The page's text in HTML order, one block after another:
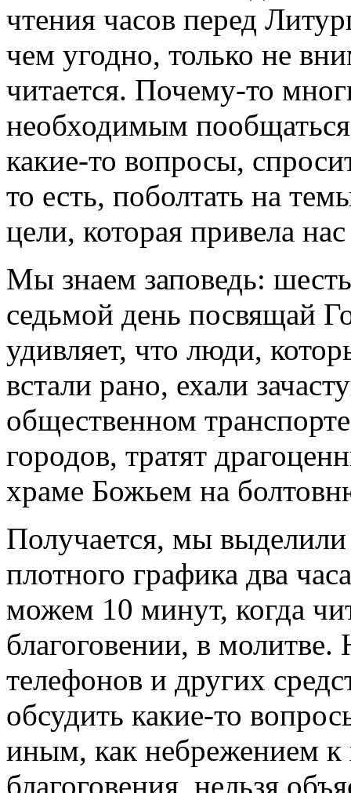
чтения часов перед
чем угодно, только не
читается. Почему-то
необходимым
какие-то вопросы,
то есть, поболтать на
цели, которая привела
Мы знаем заповедь:
седьмой день посвящай
удивляет, что люди,
встали рано, ехали
общественном
городов, тратят
храме Божьем на
Получается, мы выделили
плотного графика два
можем 10 минут, когда
благоговении, в
телефонов и других
обсудить какие-то
иным, как небрежением к
благоговения, нельзя